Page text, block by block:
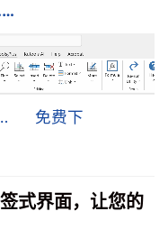
免费下
式界面，让您的